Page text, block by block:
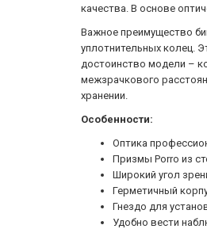
качества. В основе
Важное преимущество
уплотнительных колец.
достоинство модели –
межзрачкового
хранении.
Особенности:
Оптика
Призмы Porro из
Широкий угол
Герметичный
Гнездо для
Удобно вести